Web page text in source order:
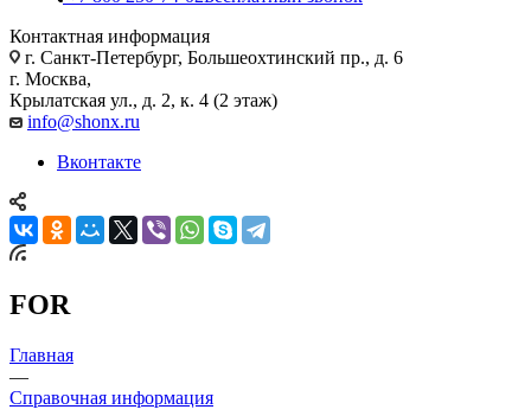
Контактная информация
г. Санкт-Петербург, Большеохтинский пр., д. 6
г. Москва,
Крылатская ул., д. 2, к. 4 (2 этаж)
info@shonx.ru
Вконтакте
FOR
Главная
—
Справочная информация